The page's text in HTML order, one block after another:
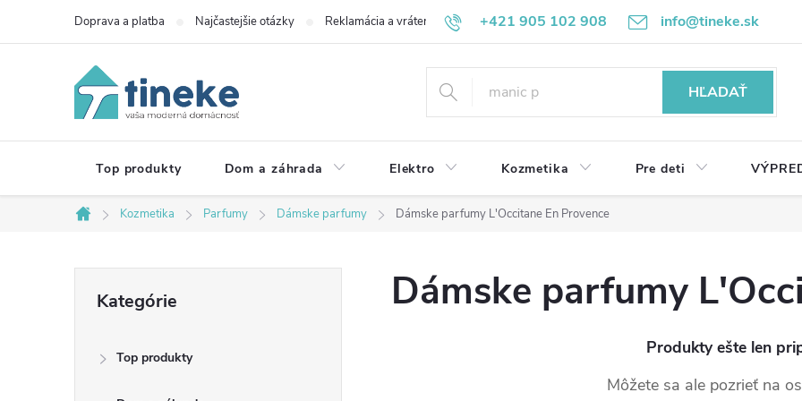
+421 905 102 908 info@tineke.sk
Doprava a platba Najčastejšie otázky Reklamácia a vrátenie Obchodné podmienky Ochrana osobných údajov
HĽADAŤ
Top produkty Dom a záhrada Elektro Kozmetika Pre deti
Domov
Kozmetika Parfumy Dámske parfumy Dámske parfumy L'Occitane En Provence
kategórie
Kategórie
Top produkty
Dámske parfumy
Produkty ešte len
Môžete sa ale pozrieť na